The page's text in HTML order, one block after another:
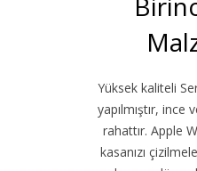
Yüksek kaliteli
yapılmıştır, ince
rahattır. Apple
kasanızı